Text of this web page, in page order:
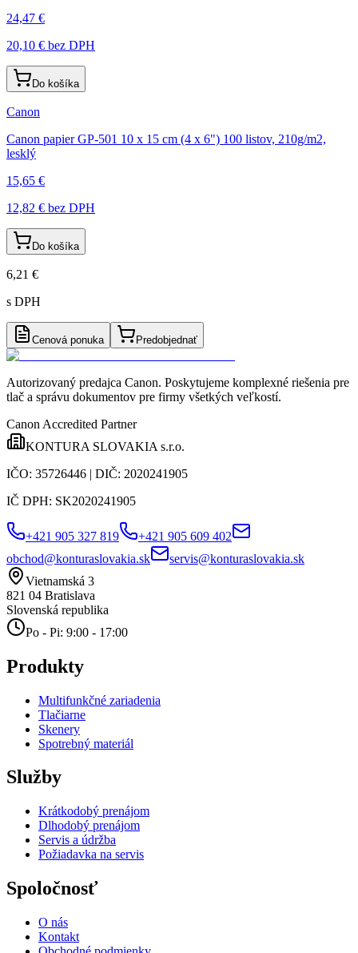
24,47 €
20,10 € bez DPH
Do košíka
Canon
Canon papier GP-501 10 x 15 cm (4 x 6") 100 listov, 210g/m2,
lesklý
15,65 €
12,82 € bez DPH
Do košíka
6,21 €
s DPH
Cenová ponuka Predobjednať
Autorizovaný predajca Canon. Poskytujeme komplexné riešenia pre
tlač a správu dokumentov pre firmy všetkých veľkostí.
Canon Accredited Partner
KONTURA SLOVAKIA s.r.o.
IČO: 35726446 | DIČ: 2020241905
IČ DPH: SK2020241905
+421 905 327 819
+421 905 609 402
obchod@konturaslovakia.sk
servis@konturaslovakia.sk
Vietnamská 3
821 04 Bratislava
Slovenská republika
Po - Pi: 9:00 - 17:00
Produkty
Multifunkčné zariadenia
Tlačiarne
Skenery
Spotrebný materiál
Služby
Krátkodobý prenájom
Dlhodobý prenájom
Servis a údržba
Požiadavka na servis
Spoločnosť
O nás
Kontakt